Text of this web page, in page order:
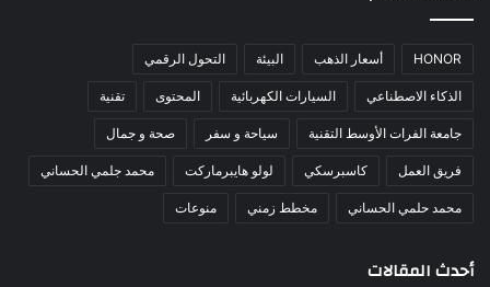
HONOR أسعار الذهب البيئة التحول الرقمي
الذكاء الاصطناعي السيارات الكهربائية المحتوى تقنية
جامعة الفرات الأوسط التقنية سياحة و سفر صحة و جمال
فريق العمل كاسبرسكي لولو هايبرماركت محمد جلمي الحساني
محمد حلمي الحساني مخطط زمني منوعات
أحدث المقالات